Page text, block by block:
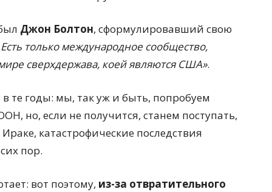
Джон Болтон, сформулировавший свою
только международное сообщество,
сверхдержава, коей являются США».
те годы: мы, так уж и быть, попробуем
но, если не получится, станем поступать,
катастрофические последствия
пор.
вот поэтому, из-за отвратительного